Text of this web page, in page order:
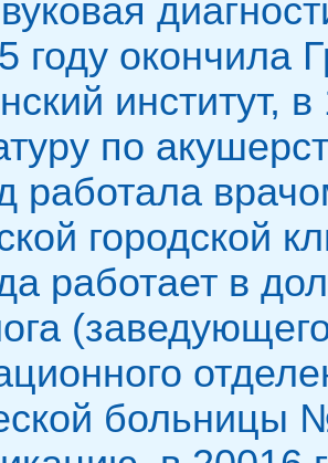
году окончила
институт,
по
работала
городской
работает в
больницы